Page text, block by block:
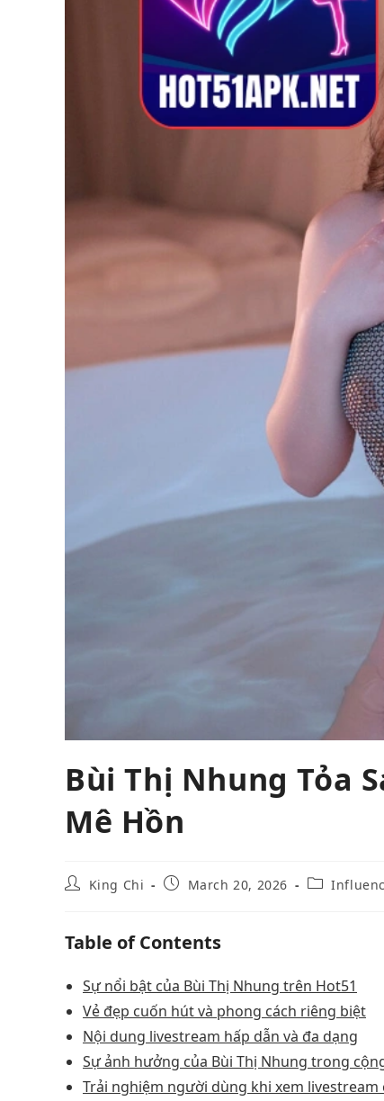
Bùi Thị Nhung Tỏa
Mê Hồn
King Chi March 20, 2026
Table of Contents
Sự nổi bật của Bùi Thị Nhung trên Hot51
Vẻ đẹp cuốn hút và phong cách riêng biệt
Nội dung livestream hấp dẫn và đa dạng
Sự ảnh hưởng của Bùi Thị Nhung trong
Trải nghiệm người dùng khi xem livestream